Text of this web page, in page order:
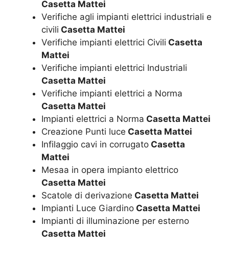
Casetta Mattei
Verifiche agli impianti elettrici industriali e
civili Casetta Mattei
Verifiche impianti elettrici Civili Casetta
Mattei
Verifiche impianti elettrici Industriali
Casetta Mattei
Verifiche impianti elettrici a Norma
Casetta Mattei
Impianti elettrici a Norma Casetta Mattei
Creazione Punti luce Casetta Mattei
Infilaggio cavi in corrugato Casetta
Mattei
Mesaa in opera impianto elettrico
Casetta Mattei
Scatole di derivazione Casetta Mattei
Impianti Luce Giardino Casetta Mattei
Impianti di illuminazione per esterno
Casetta Mattei